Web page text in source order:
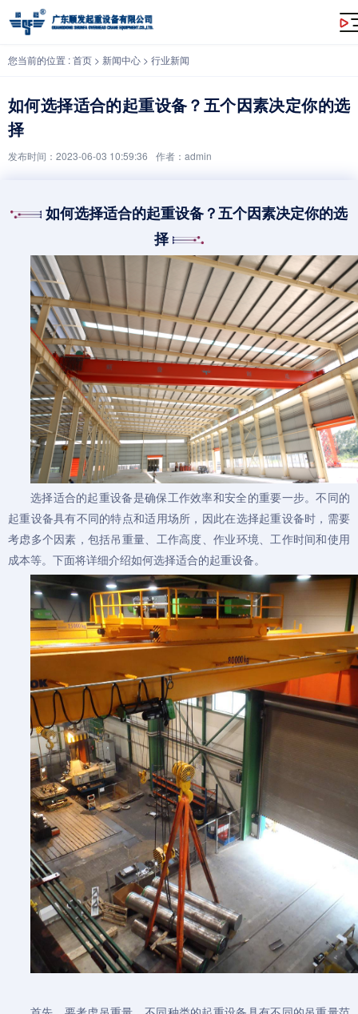
如何选择适合的起重设备？五个因素决定你的选择
您当前的位置 :首页 > 新闻中心 > 行业新闻
如何选择适合的起重设备？五个因素决定你的选
择
发布时间：2023-06-03 10:59:36 作者：admin
如何选择适合的起重设备？五个因素决定你的选
择
选择适合的起重设备是确保工作效率和安全的重要一步。不同的
起重设备具有不同的特点和适用场所，因此在选择起重设备时，需要
考虑多个因素，包括吊重量、工作高度、作业环境、工作时间和使用
成本等。下面将详细介绍如何选择适合的起重设备。